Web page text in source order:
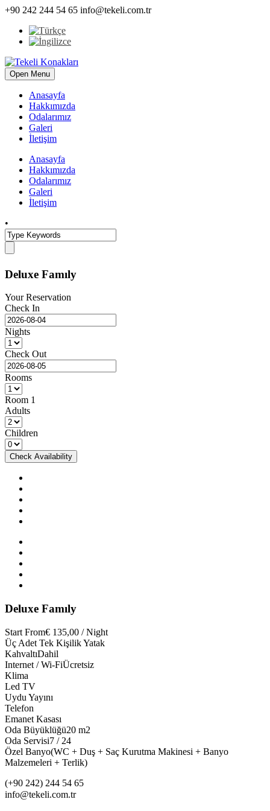
+90 242 244 54 65 info@tekeli.com.tr
Open Menu
Anasayfa
Hakkımızda
Odalarımız
Galeri
İletişim
Anasayfa
Hakkımızda
Odalarımız
Galeri
İletişim
•
Deluxe Famıly
Your Reservation
Check In
Nights
Check Out
Rooms
Room 1
Adults
Children
Deluxe Famıly
Start From€ 135,00 / Night
Üç Adet Tek Kişilik Yatak
KahvaltıDahil
Internet / Wi-FiÜcretsiz
Klima
Led TV
Uydu Yayını
Telefon
Emanet Kasası
Oda Büyüklüğü20 m2
Oda Servisi7 / 24
Özel Banyo(WC + Duş + Saç Kurutma Makinesi + Banyo
Malzemeleri + Terlik)
(+90 242) 244 54 65
info@tekeli.com.tr